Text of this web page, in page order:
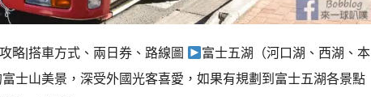
略|搭車方式、兩日券、路線圖
富士五湖（河口湖、西湖、本
士山美景，深受外國光客喜愛，如果有規劃到富士五湖各景點